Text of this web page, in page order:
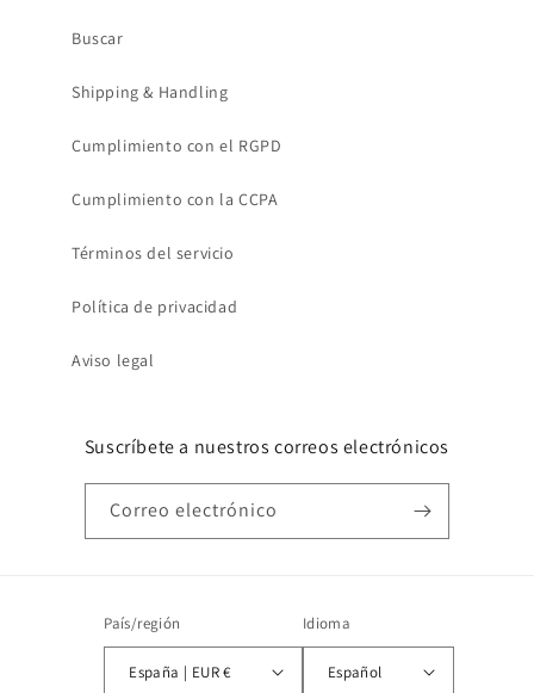
Buscar
Shipping & Handling
Cumplimiento con el RGPD
Cumplimiento con la CCPA
Términos del servicio
Política de privacidad
Aviso legal
Suscríbete a nuestros correos electrónicos
Correo electrónico
País/región
España | EUR €
Idioma
Español